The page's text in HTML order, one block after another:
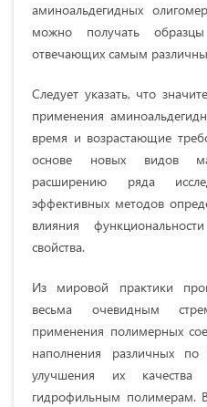
аминоальдегидных
можно получать
отвечающих самым
Следует указать, что
применения
время и возрастающие
основе новых видов
расширению ряда
эффективных методов
влияния
свойства.
Из мировой практики
весьма очевидным
применения полимерных
наполнения различных
улучшения их
гидрофильным полимерам.